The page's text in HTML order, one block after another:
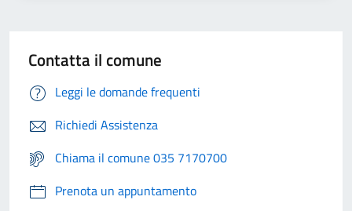
Contatta il comune
Leggi le domande frequenti
Richiedi Assistenza
Chiama il comune 035 7170700
Prenota un appuntamento